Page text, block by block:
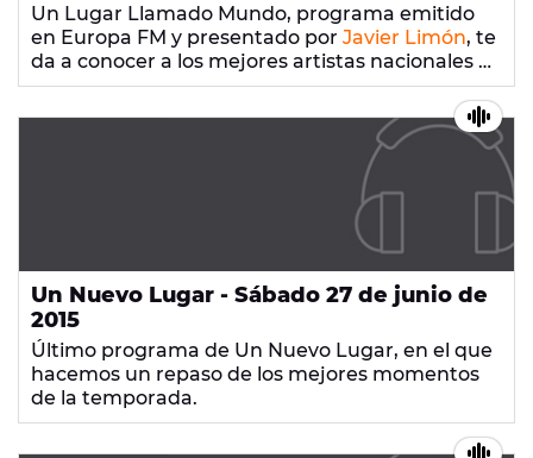
Un Lugar Llamado Mundo, programa emitido
en Europa FM y presentado por Javier Limón, te
da a conocer a los mejores artistas nacionales e
internacionales. Este programa, patrocinado
actualidad musical y actuaciones en directo.
Un Nuevo Lugar - Sábado 27 de junio de
2015
Último programa de Un Nuevo Lugar, en el que
hacemos un repaso de los mejores momentos
de la temporada.